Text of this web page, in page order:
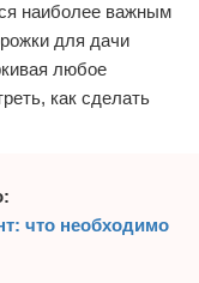
наиболее важным
для дачи
любое
как сделать
что необходимо